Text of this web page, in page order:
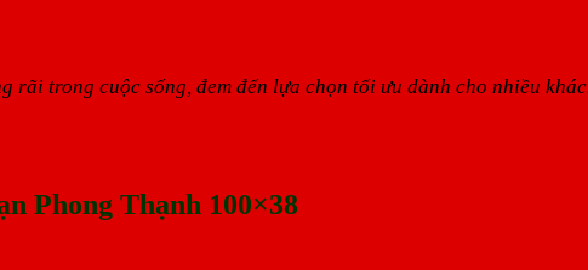
rãi trong cuộc sống, đem đến lựa chọn tối ưu dành cho nhiều
Phong Thạnh 100×38